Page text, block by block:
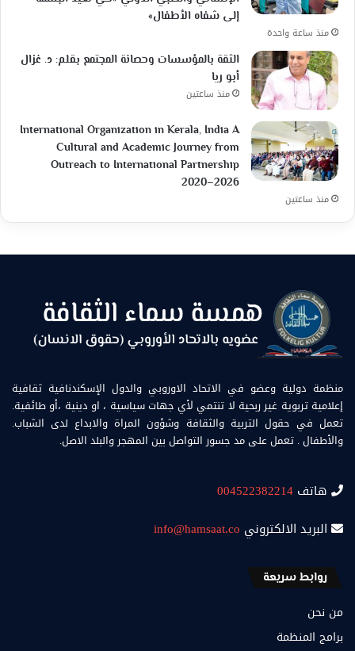
إلى شفاه الأطفال»
منذ ساعة واحدة
الثقة بالمؤسسات وحصانة المجتمع بقلم: د. غزال
أبو ريا
منذ ساعتين
International Organization in Kerala, India A
Cultural and Academic Journey from
Outreach to International Partnership
2020–2026
منذ ساعتين
منظمة دولية وعضو في الاتحاد الاوروبي والدول الإسكندنافية ثقافية
إعلامية تربوية غير ربحية لا تنتمي لأي جهات سياسية ، او دينية ،أو طائفية.
تعمل في حقول التربية والثقافة وشؤون المراة والابداع لدى الشباب.
والأطفال . تعمل على مد جسور التواصل بين المهجر والبلد الاصل.
هاتف 004522382214
البريد الالكتروني info@hamsaat.co
روابط سريعة
من نحن
برامج المنظمة